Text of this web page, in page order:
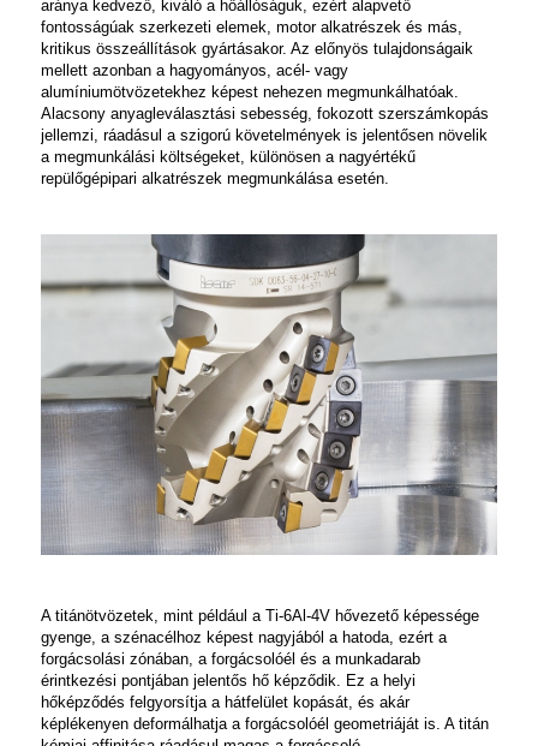
aránya kedvező, kiváló a hőállóságuk, ezért alapvető
fontosságúak szerkezeti elemek, motor alkatrészek és más,
kritikus összeállítások gyártásakor. Az előnyös tulajdonságaik
mellett azonban a hagyományos, acél- vagy
alumíniumötvözetekhez képest nehezen megmunkálhatóak.
Alacsony anyagleválasztási sebesség, fokozott szerszámkopás
jellemzi, ráadásul a szigorú követelmények is jelentősen növelik
a megmunkálási költségeket, különösen a nagyértékű
repülőgépipari alkatrészek megmunkálása esetén.
A titánötvözetek, mint például a Ti‑6Al‑4V hővezető képessége
gyenge, a szénacélhoz képest nagyjából a hatoda, ezért a
forgácsolási zónában, a forgácsolóél és a munkadarab
érintkezési pontjában jelentős hő képződik. Ez a helyi
hőképződés felgyorsítja a hátfelület kopását, és akár
képlékenyen deformálhatja a forgácsolóél geometriáját is. A titán